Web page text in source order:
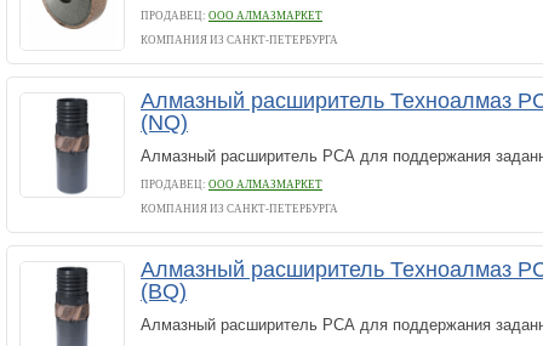
ПРОДАВЕЦ: ООО АЛМАЗМАРКЕТ
КОМПАНИЯ ИЗ САНКТ-ПЕТЕРБУРГА
Алмазный расширитель Техноалмаз
(NQ)
Алмазный расширитель РСА для поддержания
ПРОДАВЕЦ: ООО АЛМАЗМАРКЕТ
КОМПАНИЯ ИЗ САНКТ-ПЕТЕРБУРГА
Алмазный расширитель Техноалмаз
(BQ)
Алмазный расширитель РСА для поддержания